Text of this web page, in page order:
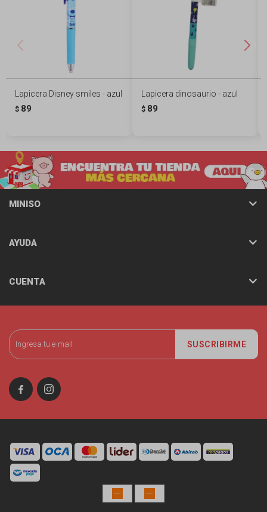
Lapicera Disney smiles - azul
$ 89
Lapicera dinosaurio - azul
$ 89
SUSCRIBIRME
 
MINISO
AYUDA
CUENTA